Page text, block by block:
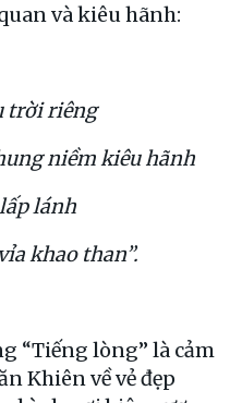
và kiêu hãnh:
trời riêng
niềm kiêu hãnh
lánh
khao than”.
“Tiếng lòng” là cảm
Khiên về vẻ đẹp